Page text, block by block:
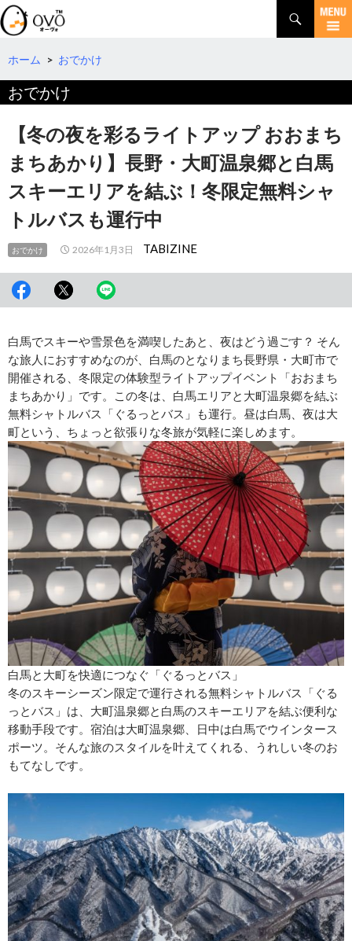
検
索
コ
テ
ツ
へ
ホーム > おでかけ
おでかけ
【冬の夜を彩るライトアップ おおまち
まちあかり】長野・大町温泉郷と白馬
スキーエリアを結ぶ！冬限定無料シャ
トルバスも運行中
おでかけ 2026年1月3日 TABIZINE
白馬でスキーや雪景色を満喫したあと、夜はどう過ごす？ そん
な旅人におすすめなのが、白馬のとなりまち長野県・大町市で
開催される、冬限定の体験型ライトアップイベント「おおまち
まちあかり」です。この冬は、白馬エリアと大町温泉郷を結ぶ
無料シャトルバス「ぐるっとバス」も運行。昼は白馬、夜は大
町という、ちょっと欲張りな冬旅が気軽に楽しめます。
白馬と大町を快適につなぐ「ぐるっとバス」
冬のスキーシーズン限定で運行される無料シャトルバス「ぐる
っとバス」は、大町温泉郷と白馬のスキーエリアを結ぶ便利な
移動手段です。宿泊は大町温泉郷、日中は白馬でウインタース
ポーツ。そんな旅のスタイルを叶えてくれる、うれしい冬のお
もてなしです。